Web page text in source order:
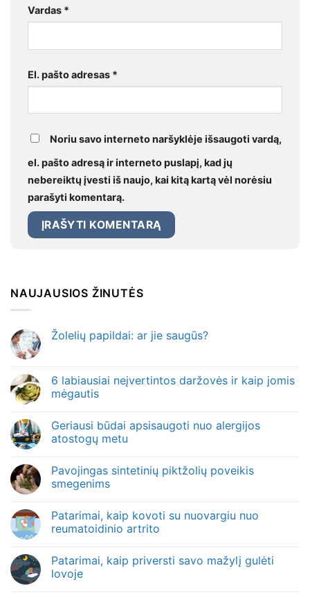
Vardas *
El. pašto adresas *
Noriu savo interneto naršyklėje išsaugoti vardą,
el. pašto adresą ir interneto puslapį, kad jų
nebereiktų įvesti iš naujo, kai kitą kartą vėl norėsiu
parašyti komentarą.
NAUJAUSIOS ŽINUTĖS
Žolelių papildai: ar jie saugūs?
6 labiausiai neįvertintos daržovės ir kaip jomis
mėgautis
Geriausi būdai apsisaugoti nuo alergijos
atostogų metu
Pavojingas sintetinių piktžolių poveikis
smegenims
Patarimai, kaip kovoti su nuovargiu nuo
reumatoidinio artrito
Patarimai, kaip priversti savo mažylį gulėti
lovoje